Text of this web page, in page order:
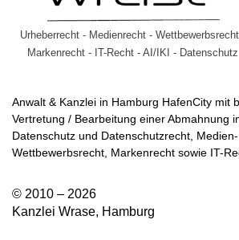
Urheberrecht - Medienrecht -
Markenrecht - IT-Recht - AI/IKI - Datenschutz
Anwalt & Kanzlei in Hamburg HafenCity mit
Vertretung / Bearbeitung einer Abmahnung
Datenschutz und Datenschutzrecht,
Wettbewerbsrecht, Markenrecht sowie IT-
© 2010 – 2026
Kanzlei Wrase, Hamburg